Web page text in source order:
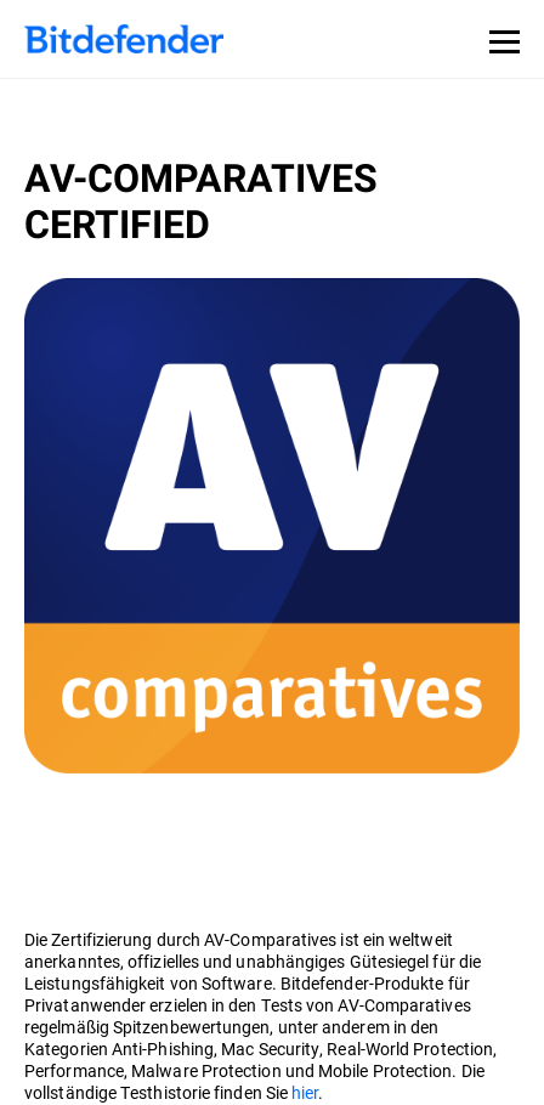
AV-COMPARATIVES
CERTIFIED
Die Zertifizierung durch AV-Comparatives ist ein weltweit
anerkanntes, offizielles und unabhängiges Gütesiegel für die
Leistungsfähigkeit von Software. Bitdefender-Produkte für
Privatanwender erzielen in den Tests von AV-Comparatives
regelmäßig Spitzenbewertungen, unter anderem in den
Kategorien Anti-Phishing, Mac Security, Real-World Protection,
Performance, Malware Protection und Mobile Protection. Die
vollständige Testhistorie finden Sie hier.